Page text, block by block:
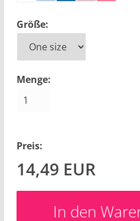
Größe:
Menge:
Preis:
14,49 EUR